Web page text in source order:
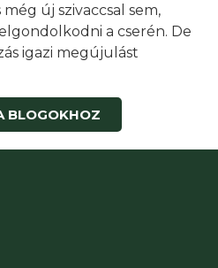
új szivaccsal sem,
a cserén. De
igazi megújulást
BLOGOKHOZ